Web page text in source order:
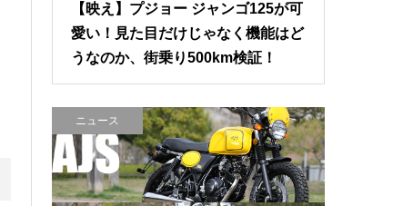
【映え】プジョー ジャンゴ125が可
愛い！見た目だけじゃなく機能はど
うなのか、街乗り500km検証！
ニュース